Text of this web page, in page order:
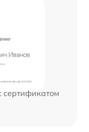
сертификатом